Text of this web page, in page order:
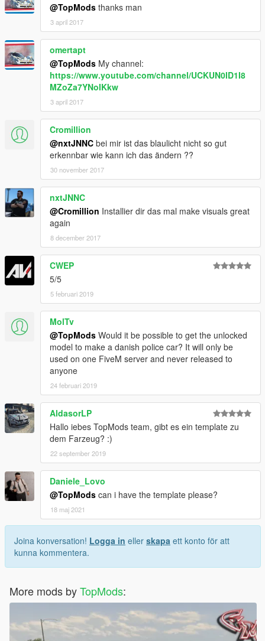
@TopMods thanks man
3 april 2017
omertapt
@TopMods My channel:
https://www.youtube.com/channel/UCKUN0ID1I8
MZoZa7YNoIKkw
3 april 2017
Cromillion
@nxtJNNC bei mir ist das blaulicht nicht so gut
erkennbar wie kann ich das ändern ??
30 november 2017
nxtJNNC
@Cromillion Installier dir das mal make visuals great
again
8 december 2017
CWEP
5/5
5 februari 2019
MolTv
@TopMods Would it be possible to get the unlocked
model to make a danish police car? It will only be
used on one FiveM server and never released to
anyone
24 februari 2019
AldasorLP
Hallo iebes TopMods team, gibt es ein template zu
dem Farzeug? :)
22 september 2019
Daniele_Lovo
@TopMods can i have the template please?
18 maj 2021
Joina konversation! Logga in eller skapa ett konto för att
kunna kommentera.
More mods byTopMods: